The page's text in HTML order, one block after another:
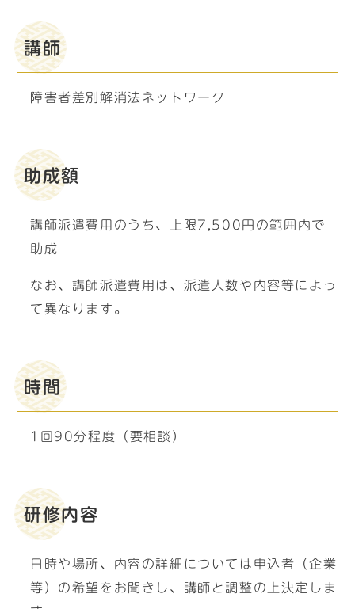
講師
障害者差別解消法ネットワーク
助成額
講師派遣費用のうち、上限7,500円の範囲内で
助成
なお、講師派遣費用は、派遣人数や内容等によっ
て異なります。
時間
1回90分程度（要相談）
研修内容
日時や場所、内容の詳細については申込者（企業
等）の希望をお聞きし、講師と調整の上決定しま